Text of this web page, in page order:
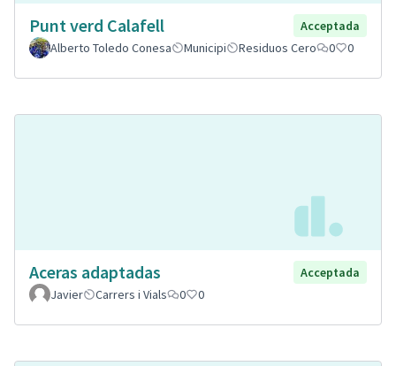
Punt verd Calafell
Acceptada
Alberto Toledo Conesa
Municipi Residuos Cero 0 0
Aceras adaptadas
Acceptada
Javier
Carrers i Vials 0 0